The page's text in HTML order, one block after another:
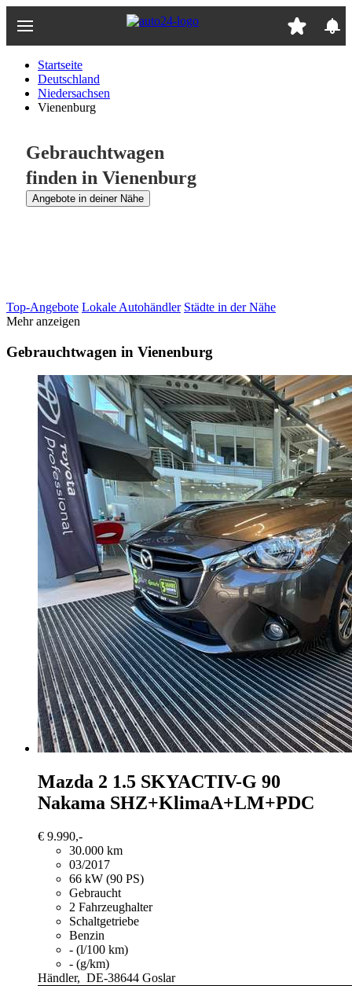
Hauptinhalt
Startseite
Deutschland
Niedersachsen
Vienenburg
Gebrauchtwagen
finden in Vienenburg
Angebote in deiner Nähe
Top-Angebote Lokale Autohändler Städte in der Nähe
Mehr anzeigen
Gebrauchtwagen in Vienenburg
Mazda 2 1.5 SKYACTIV-G 90
Nakama SHZ+KlimaA+LM+PDC
€ 9.990,-
30.000 km
03/2017
66 kW (90 PS)
Gebraucht
2 Fahrzeughalter
Schaltgetriebe
Benzin
- (l/100 km)
- (g/km)
Händler, DE-38644 Goslar